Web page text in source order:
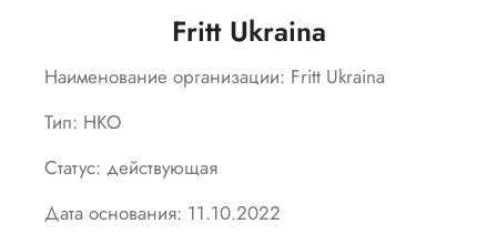
Fritt Ukraina
Наименование организации: Fritt Ukraina
Тип: НКО
Статус: действующая
Дата основания: 11.10.2022